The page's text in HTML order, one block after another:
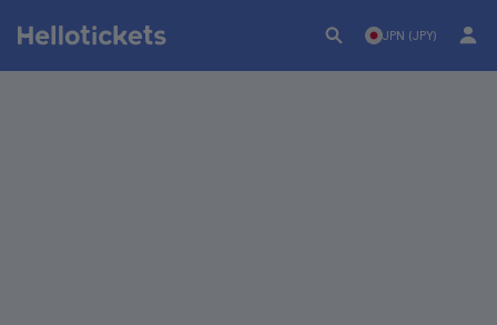
JPN (JPY)